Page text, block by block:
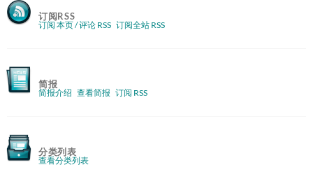
订阅RSS
订阅 本页 / 评论 RSS 订阅全站 RSS
简报
简报介绍 查看简报 订阅 RSS
分类列表
查看分类列表